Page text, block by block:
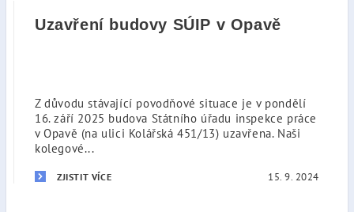
Uzavření budovy SÚIP v Opavě
Z důvodu stávající povodňové situace je v pondělí
16. září 2025 budova Státního úřadu inspekce práce
v Opavě (na ulici Kolářská 451/13) uzavřena. Naši
kolegové...
ZJISTIT VÍCE 15. 9. 2024